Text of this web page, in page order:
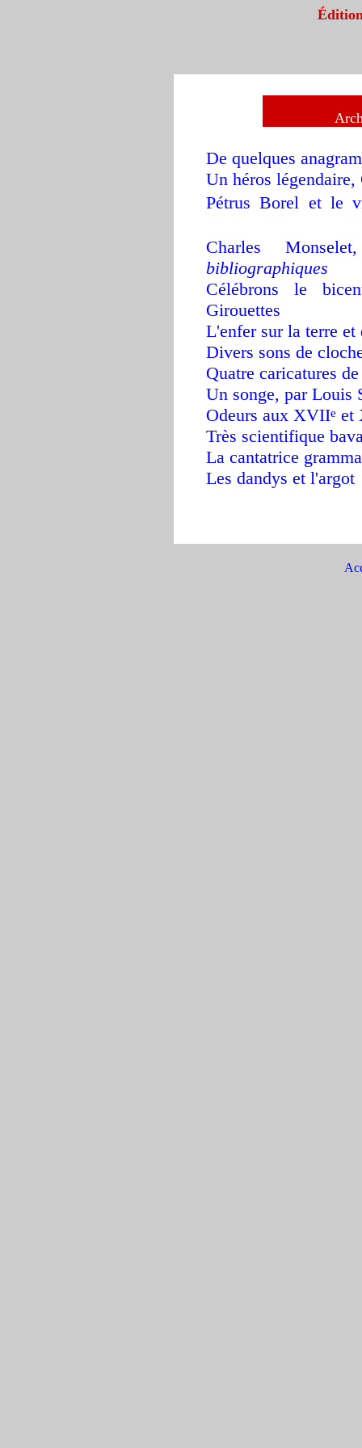
De quelques
Un héros légendaire,
Pétrus Borel et le
Charles
bibliographiques
Célébrons le
Girouettes
L'enfer sur la terre et
Divers sons de
Quatre caricatures
Un songe, par Louis
Odeurs aux XVIIe et
Très scientifique
La cantatrice
Les dandys et l'argot